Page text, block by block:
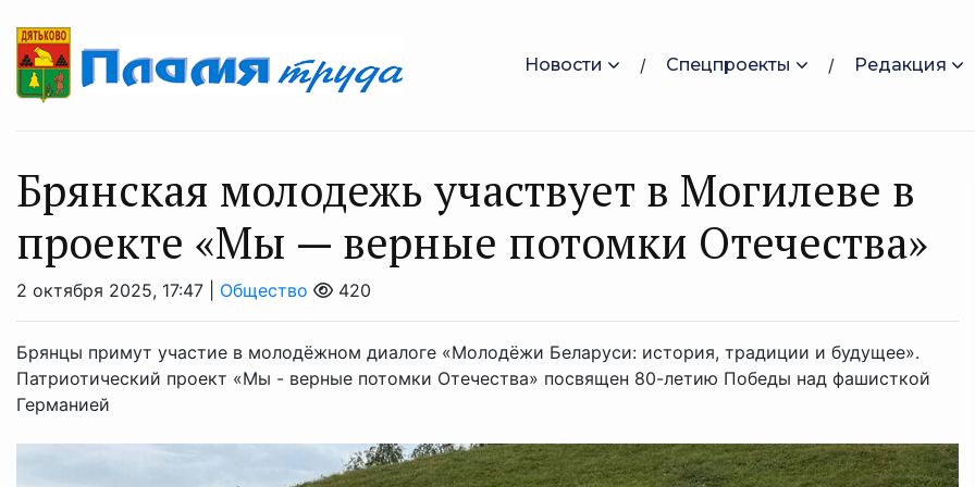
Новости Спецпроекты Редакция
Брянская молодежь участвует в Могилеве в
проекте «Мы — верные потомки Отечества»
2 октября 2025, 17:47 | Общество 420
Брянцы примут участие в молодёжном диалоге «Молодёжи Беларуси: история, традиции и будущее».
Патриотический проект «Мы - верные потомки Отечества» посвящен 80-летию Победы над фашисткой
Германией